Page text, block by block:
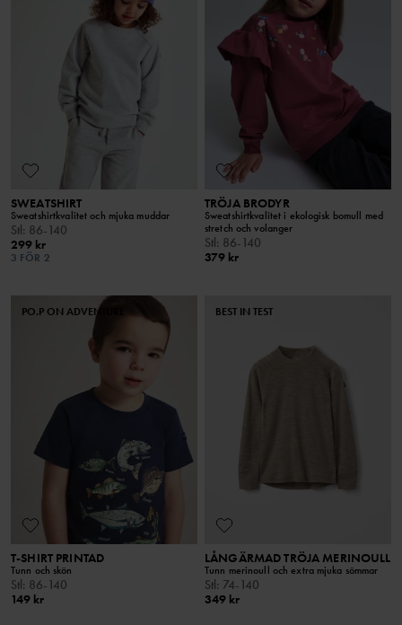
SWEATSHIRT
Sweatshirtkvalitet och mjuka muddar
Stl: 86-140
299 kr
3 FÖR 2
TRÖJA BRODYR
Sweatshirtkvalitet i ekologisk bomull med
stretch och volanger
Stl: 86-140
379 kr
PO.P ON ADVENTURE
T-SHIRT PRINTAD
Tunn och skön
Stl: 86-140
149 kr
BEST IN TEST
LÅNGÄRMAD TRÖJA MERINOULL
Tunn merinoull och extra mjuka sömmar
Stl: 74-140
349 kr